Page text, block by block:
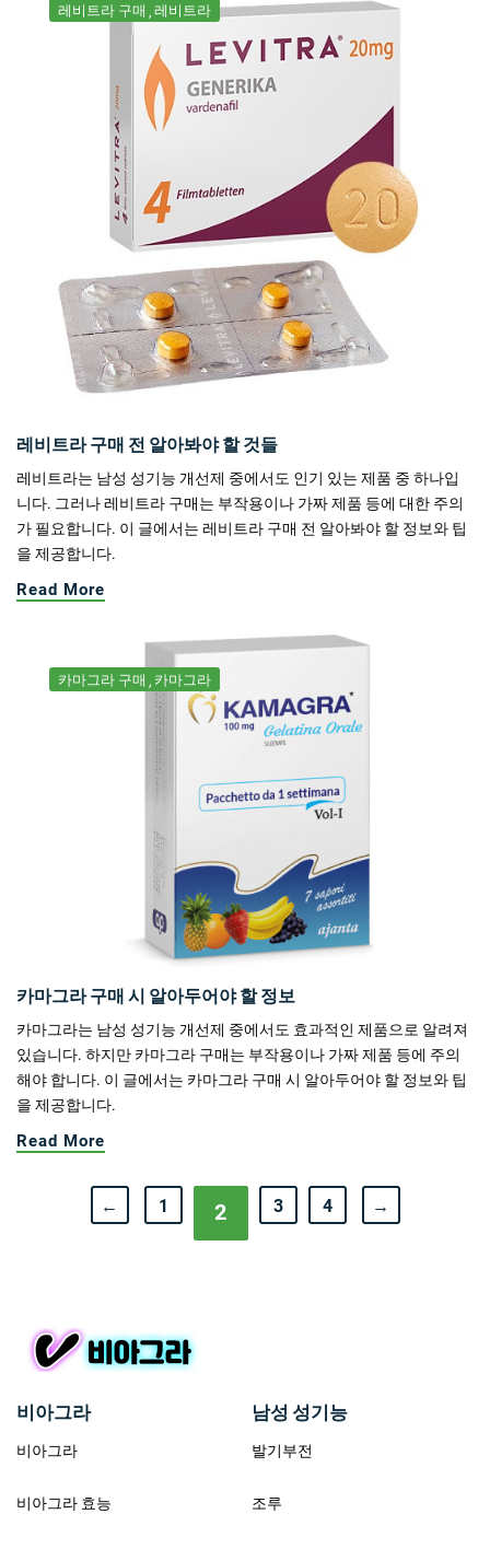
레비트라 구매 레비트라
레비트라 구매 전 알아봐야 할 것들
레비트라는 남성 성기능 개선제 중에서도 인기 있는 제품 중 하나입
니다. 그러나 레비트라 구매는 부작용이나 가짜 제품 등에 대한 주의
가 필요합니다. 이 글에서는 레비트라 구매 전 알아봐야 할 정보와 팁
을 제공합니다.
Read More
카마그라 구매 카마그라
카마그라 구매 시 알아두어야 할 정보
카마그라는 남성 성기능 개선제 중에서도 효과적인 제품으로 알려져
있습니다. 하지만 카마그라 구매는 부작용이나 가짜 제품 등에 주의
해야 합니다. 이 글에서는 카마그라 구매 시 알아두어야 할 정보와 팁
을 제공합니다.
Read More
← 1 2 3 4 →
비아그라
비아그라
비아그라 효능
남성 성기능
발기부전
조루